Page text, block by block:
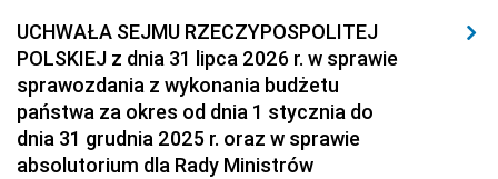
UCHWAŁA SEJMU RZECZYPOSPOLITEJ
POLSKIEJ z dnia 31 lipca 2026 r. w sprawie
sprawozdania z wykonania budżetu
państwa za okres od dnia 1 stycznia do
dnia 31 grudnia 2025 r. oraz w sprawie
absolutorium dla Rady Ministrów